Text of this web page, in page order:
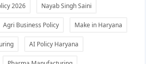
2026 Nayab Singh Saini
Agri Business Policy Make in Haryana
AI Policy Haryana